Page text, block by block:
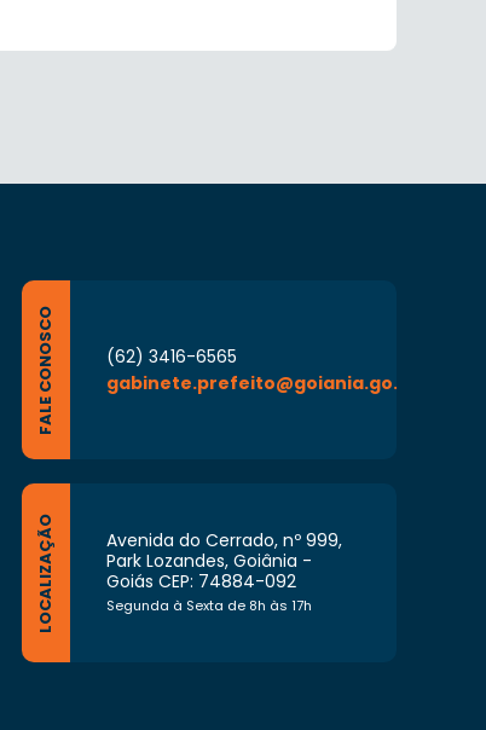
FALE CONOSCO
(62) 3416-6565
gabinete.prefeito@goiania.go.gov.br
LOCALIZAÇÃO
Avenida do Cerrado, nº 999,
Park Lozandes, Goiânia -
Goiás CEP: 74884-092
Segunda à Sexta de 8h às 17h